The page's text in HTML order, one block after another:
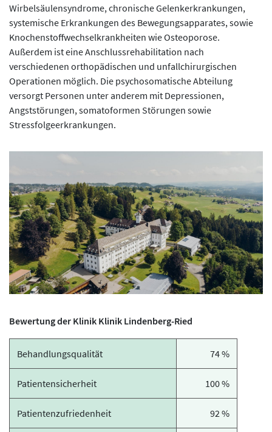
Wirbelsäulensyndrome, chronische Gelenkerkrankungen,
systemische Erkrankungen des Bewegungsapparates, sowie
Knochenstoffwechselkrankheiten wie Osteoporose.
Außerdem ist eine Anschlussrehabilitation nach
verschiedenen orthopädischen und unfallchirurgischen
Operationen möglich. Die psychosomatische Abteilung
versorgt Personen unter anderem mit Depressionen,
Angststörungen, somatoformen Störungen sowie
Stressfolgeerkrankungen.
Bewertung der Klinik Klinik Lindenberg-Ried
Behandlungsqualität 74 %
Patientensicherheit 100 %
Patientenzufriedenheit 92 %